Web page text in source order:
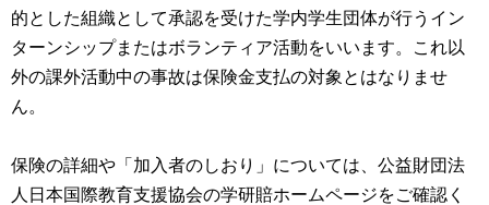
的とした組織として承認を受けた学内学生団体が行うイン
ターンシップまたはボランティア活動をいいます。これ以
外の課外活動中の事故は保険金支払の対象とはなりませ
ん。
保険の詳細や「加入者のしおり」については、公益財団法
人日本国際教育支援協会の学研賠ホームページをご確認く